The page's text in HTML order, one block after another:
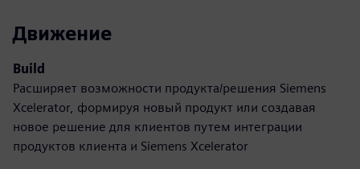
Движение
Build
Расширяет возможности продукта/решения Siemens
Xcelerator, формируя новый продукт или создавая
новое решение для клиентов путем интеграции
продуктов клиента и Siemens Xcelerator